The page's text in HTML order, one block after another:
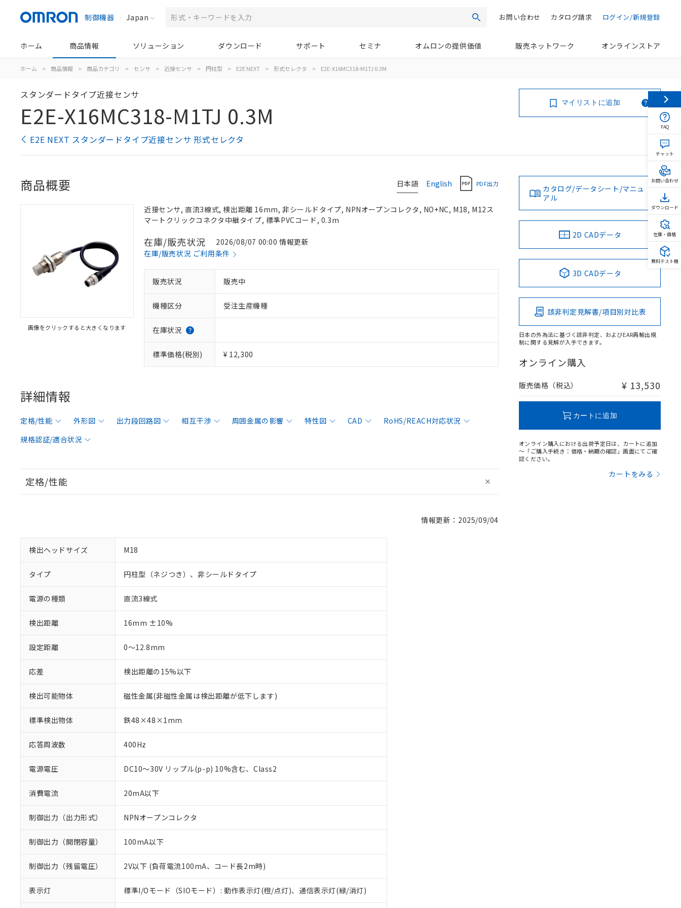
制御機器 Japan 検索 ログイン/新規登録
カタログ請求
お問い合わせ
ホーム 商品情報 ソリューション ダウンロード サポート セミナ オムロンの提供価値 販売ネットワーク オンラインストア
ホーム > 商品情報 > 商品カテゴリ > センサ > 近接センサ > 円柱型 > E2E NEXT > 形式セレクタ > E2E-X16MC318-M1TJ 0.3M
スタンダードタイプ近接センサ
E2E-X16MC318-M1TJ 0.3M
E2E NEXT スタンダードタイプ近接センサ 形式セレクタ
マイリストに追加
日本語 English PDF出力
商品概要
画像をクリックすると大きくなります
近接センサ, 直流3線式, 検出距離 16mm, 非シールドタイプ, NPNオープンコレクタ, NO+NC, M18, M12ス
マートクリックコネクタ中継タイプ, 標準PVCコード, 0.3m
在庫/販売状況
2026/08/07 00:00 情報更新
在庫/販売状況 ご利用条件
販売状況 販売中
機種区分 受注生産機種
在庫状況
標準価格(税別) ¥ 12,300
詳細情報
定格/性能 外形図 出力段回路図 相互干渉 周囲金属の影響 特性図 CAD
RoHS/REACH対応状況
規格認証/適合状況
定格/性能
情報更新：2025/09/04
検出ヘッドサイズ M18
タイプ 円柱型（ネジつき）、非シールドタイプ
電源の種類 直流3線式
検出距離 16mm ±10%
設定距離 0～12.8mm
応差 検出距離の15%以下
検出可能物体 磁性金属(非磁性金属は検出距離が低下します)
標準検出物体 鉄48×48×1mm
応答周波数 400Hz
電源電圧 DC10～30V リップル(p-p) 10%含む、Class2
消費電流 20mA以下
制御出力（出力形式） NPNオープンコレクタ
制御出力（開閉容量） 100mA以下
制御出力（残留電圧） 2V以下 (負荷電流100mA、コード長2m時)
表示灯 標準I/Oモード（SIOモード）: 動作表示灯(橙/点灯)、通信表示灯(緑/消灯)
カタログ/データシート/マニュ
アル
2D CADデータ
3D CADデータ
該非判定見解書/項目別対比表
日本の外為法に基づく該非判定、およびEAR再輸出規
制に関する見解が入手できます。
オンライン購入
販売価格（税込） ¥ 13,530
カートに追加
オンライン購入における出荷予定日は、カートに追加
～「ご購入手続き：価格・納期の確認」画面にてご確
認ください。
カートをみる
※1 対応状況
対応済み：EU RoHS指令（10物質）の非含有に対応した製品が提供可能な商品です。
FAQ
チャット
お問い合わせ
ダウンロード
在庫・価格
無料テスト機